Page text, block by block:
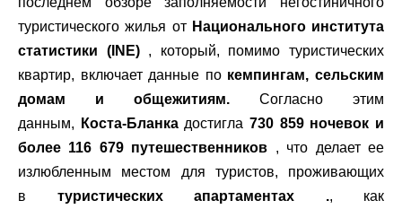
туристического жилья от Национального института
статистики (INE), который, помимо туристических
квартир, включает данные по кемпингам, сельским
домам и общежитиям. Согласно этим
данным,
Коста-Бланкадостигла730 859 ночевок и
более 116 679 путешественников , что делает ее
излюбленным местом для туристов, проживающих
в туристических апартаментах ., как